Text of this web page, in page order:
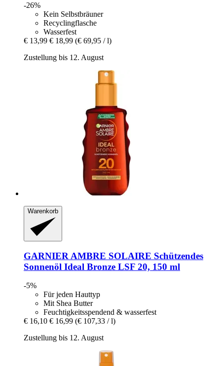
-26%
Kein Selbstbräuner
Recyclingflasche
Wasserfest
€ 13,99 € 18,99 (€ 69,95 / l)
Zustellung bis 12. August
Warenkorb
GARNIER AMBRE SOLAIRE Schützendes
Sonnenöl Ideal Bronze LSF 20, 150 ml
-5%
Für jeden Hauttyp
Mit Shea Butter
Feuchtigkeitsspendend & wasserfest
€ 16,10 € 16,99 (€ 107,33 / l)
Zustellung bis 12. August